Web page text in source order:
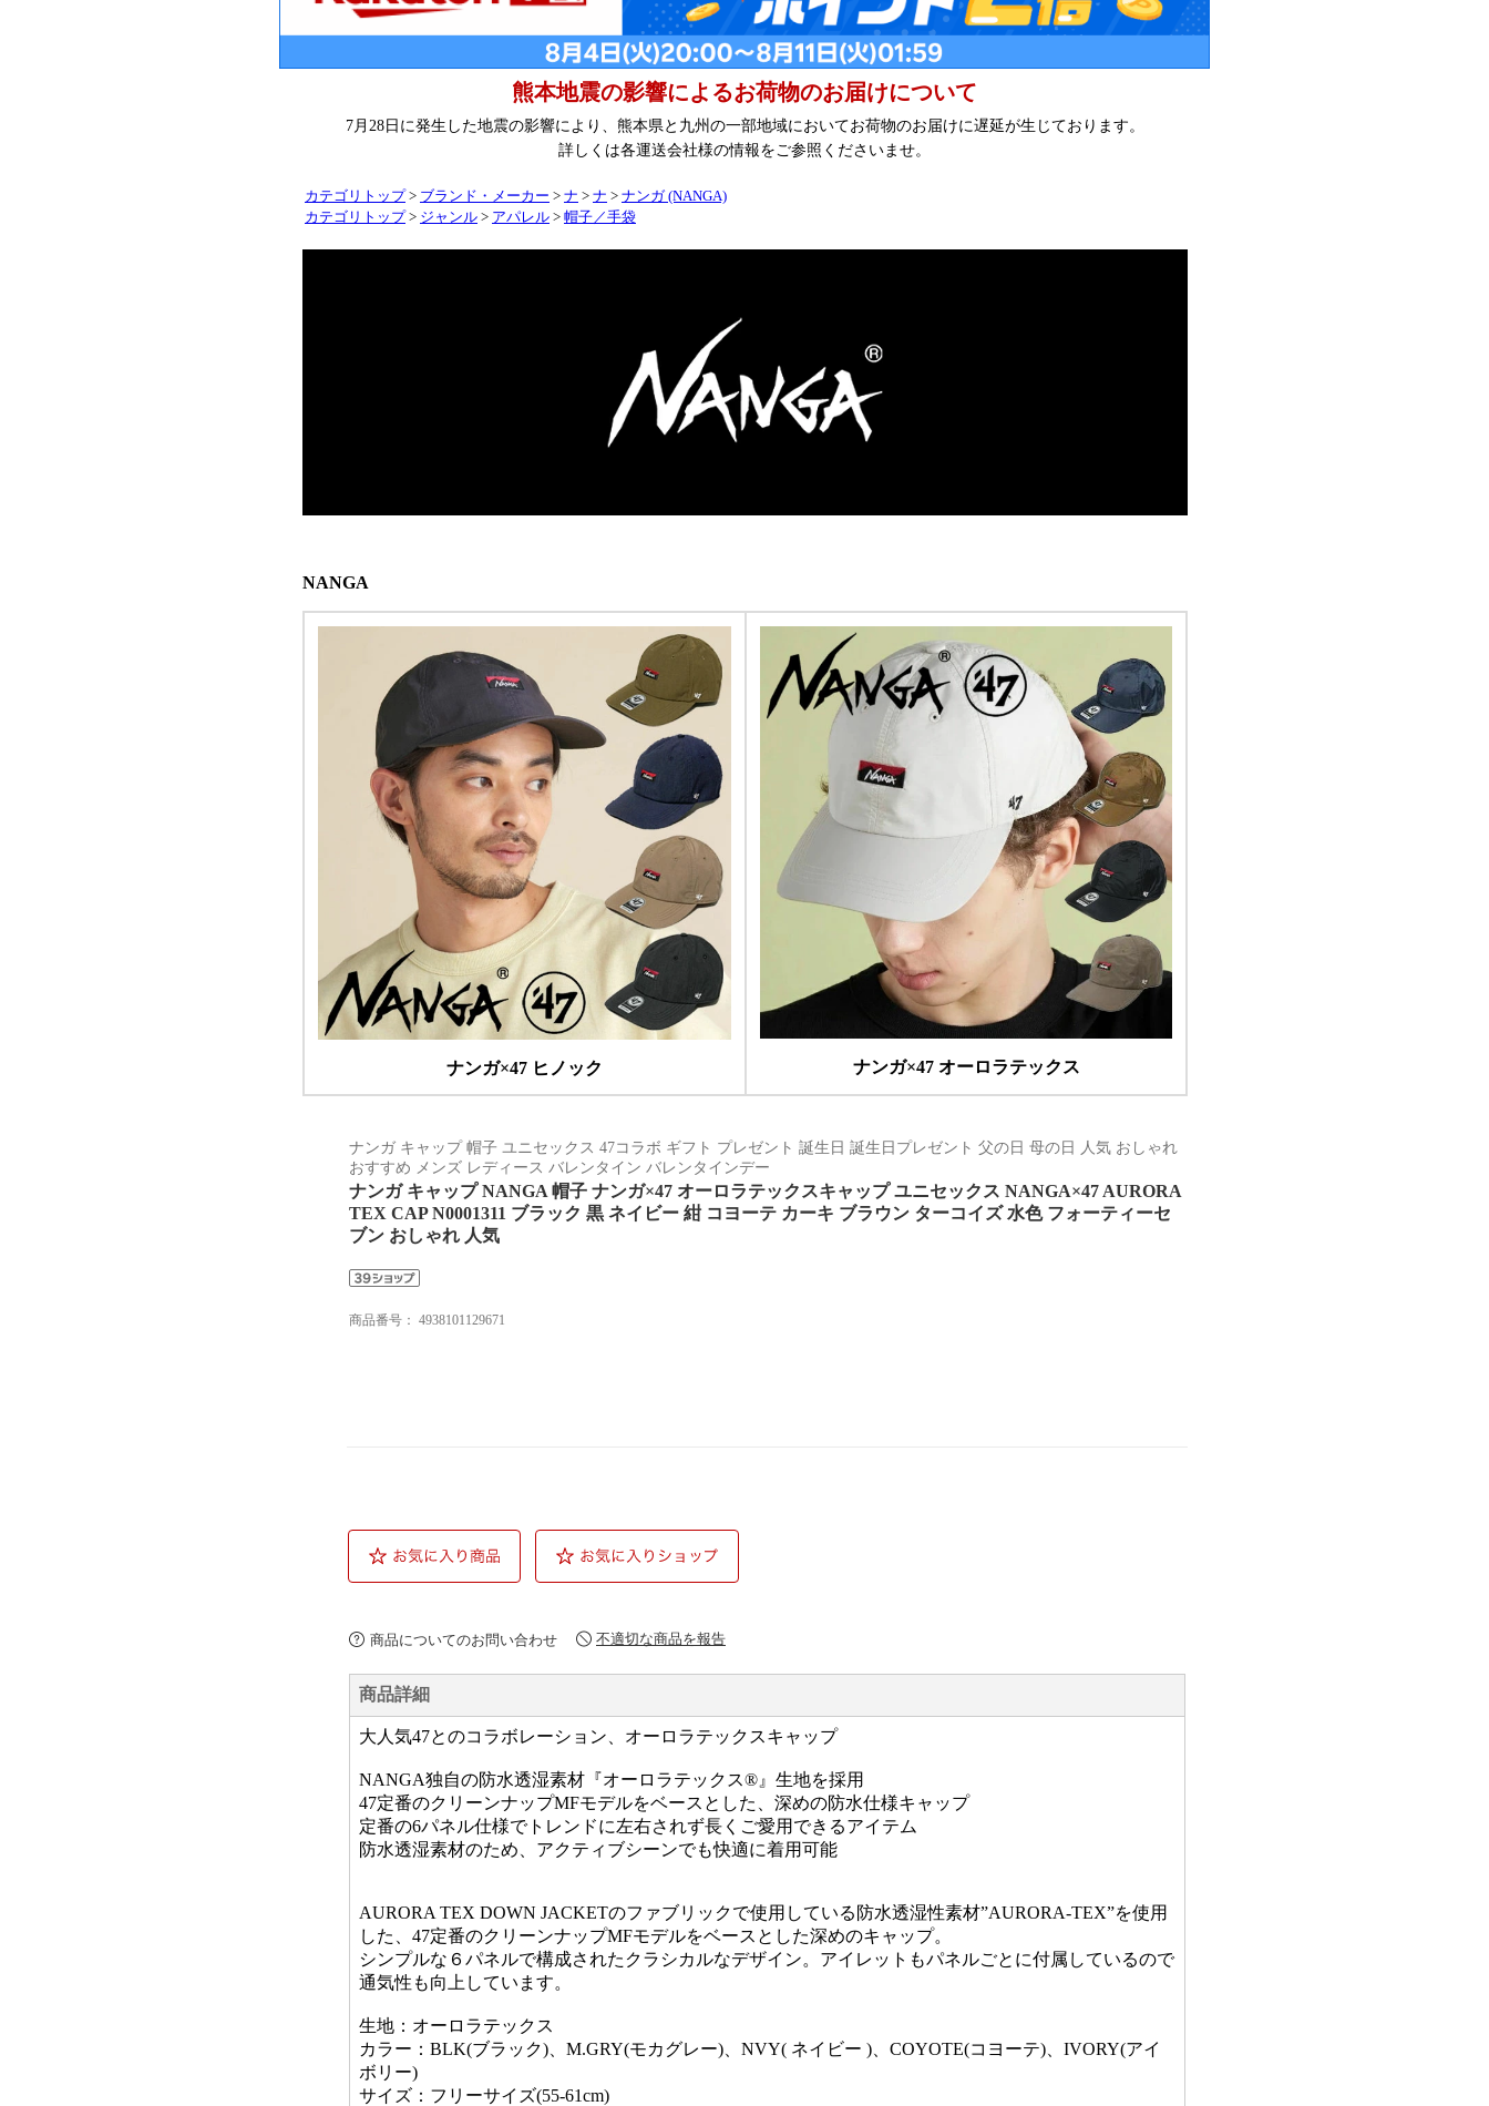
熊本地震の影響によるお荷物のお届けについて
7月28日に発生した地震の影響により、熊本県と九州の一部地域においてお荷物のお届けに遅延が生じております。
詳しくは各運送会社様の情報をご参照くださいませ。
カテゴリトップ > ブランド・メーカー > ナ > ナ > ナンガ (NANGA)
カテゴリトップ > ジャンル > アパレル > 帽子／手袋
NANGA
ナンガ×47 ヒノック ナンガ×47 オーロラテックス
ナンガ キャップ 帽子 ユニセックス 47コラボ ギフト プレゼント 誕生日 誕生日プレゼント 父の日 母の日 人気 おしゃれ
おすすめ メンズ レディース バレンタイン バレンタインデー
ナンガ キャップ NANGA 帽子 ナンガ×47 オーロラテックスキャップ ユニセックス NANGA×47 AURORA
TEX CAP N0001311 ブラック 黒 ネイビー 紺 コヨーテ カーキ ブラウン ターコイズ 水色 フォーティーセ
ブン おしゃれ 人気
商品番号： 4938101129671
商品についてのお問い合わせ 不適切な商品を報告
商品詳細
大人気47とのコラボレーション、オーロラテックスキャップ
NANGA独自の防水透湿素材『オーロラテックス®』生地を採用
47定番のクリーンナップMFモデルをベースとした、深めの防水仕様キャップ
定番の6パネル仕様でトレンドに左右されず長くご愛用できるアイテム
防水透湿素材のため、アクティブシーンでも快適に着用可能
AURORA TEX DOWN JACKETのファブリックで使用している防水透湿性素材”AURORA-TEX”を使用
した、47定番のクリーンナップMFモデルをベースとした深めのキャップ。
シンプルな６パネルで構成されたクラシカルなデザイン。アイレットもパネルごとに付属しているので
通気性も向上しています。
生地：オーロラテックス
カラー：BLK(ブラック)、M.GRY(モカグレー)、NVY( ネイビー )、COYOTE(コヨーテ)、IVORY(アイ
ボリー)
サイズ：フリーサイズ(55-61cm)